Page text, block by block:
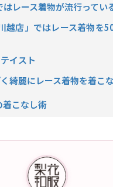
はレース着物が流行ってい
越店」ではレース着物を
イスト
綺麗にレース着物を着こ
着こなし術